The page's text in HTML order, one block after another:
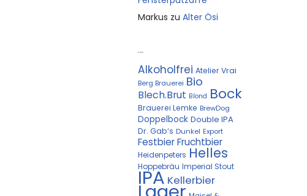
Markus zu Alter Ösi
Alkoholfrei Atelier Vrai
Berg Brauerei Bio
Blech.Brut Blond Bock
Brauerei Lemke BrewDog
Doppelbock Double IPA
Dr. Gab‘s Dunkel Export
FestbierFruchtbier
Heidenpeters Helles
Hoppebräu Imperial Stout
IPA Kellerbier